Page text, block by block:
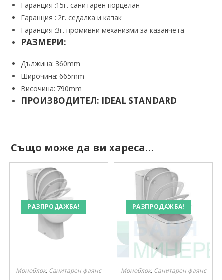
Гаранция :15г. санитарен порцелан
Гаранция : 2г. седалка и капак
Гаранция :3г. промивни механизми за казанчета
РАЗМЕРИ:
Дължина: 360mm
Широчина: 665mm
Височина: 790mm
ПРОИЗВОДИТЕЛ: IDEAL STANDARD
Също може да ви хареса…
РАЗПРОДАЖБА!
Моноблок, Санитарен фаянс
РАЗПРОДАЖБА!
Моноблок, Санитарен фаянс